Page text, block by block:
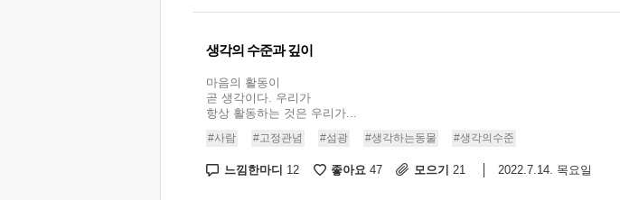
생각의 수준과 깊이
마음의 활동이
곧 생각이다. 우리가
항상 활동하는 것은 우리가...
#사람 #고정관념 #섬광 #생각하는동물 #생각의수준
느낌한마디 12 좋아요 47 모으기 21 2022.7.14. 목요일